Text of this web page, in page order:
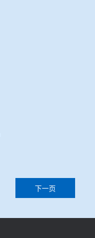
下一页